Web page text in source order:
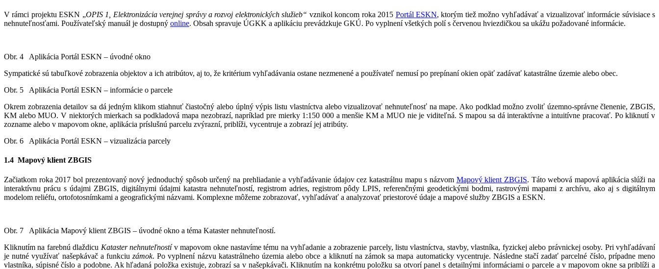
V rámci projektu ESKN „OPIS 1, Elektronizácia verejnej správy a rozvoj elektronických služieb“ vznikol koncom roka 2015 Portál ESKN, ktorým tiež možno vyhľadávať a vizualizovať informácie súvisiace s
nehnuteľnosťami. Používateľský manuál je dostupný online. Obsah spravuje ÚGKK a aplikáciu prevádzkuje GKÚ. Po vyplnení všetkých polí s červenou hviezdičkou sa ukážu požadované informácie.
Obr. 4 Aplikácia Portál ESKN – úvodné okno
Sympatické sú tabuľkové zobrazenia objektov a ich atribútov, aj to, že kritérium vyhľadávania ostane nezmenené a používateľ nemusí po prepínaní okien opäť zadávať katastrálne územie alebo obec.
Obr. 5 Aplikácia Portál ESKN – informácie o parcele
Okrem zobrazenia detailov sa dá jedným klikom stiahnuť čiastočný alebo úplný výpis listu vlastníctva alebo vizualizovať nehnuteľnosť na mape. Ako podklad možno zvoliť územno-správne členenie, ZBGIS,
KM alebo MUO. V niektorých mierkach sa podkladová mapa nezobrazí, napríklad pre mierky 1:150 000 a menšie KM a MUO nie je viditeľná. S mapou sa dá interaktívne a intuitívne pracovať. Po kliknutí v
zozname alebo v mapovom okne, aplikácia príslušnú parcelu zvýrazní, priblíži, vycentruje a zobrazí jej atribúty.
Obr. 6 Aplikácia Portál ESKN – vizualizácia parcely
1.4 Mapový klient ZBGIS
Začiatkom roka 2017 bol prezentovaný nový jednoduchý spôsob určený na prehliadanie a vyhľadávanie údajov cez katastrálnu mapu s názvom Mapový klient ZBGIS. Táto webová mapová aplikácia slúži na
interaktívnu prácu s údajmi ZBGIS, digitálnymi údajmi katastra nehnuteľností, registrom adries, registrom pôdy LPIS, referenčnými geodetickými bodmi, rastrovými mapami z archívu, ako aj s digitálnym
modelom reliéfu, ortofotosnímkami a geografickými názvami. Komplexne môžeme zobrazovať, vyhľadávať a analyzovať priestorové údaje a mapové služby ZBGIS a ESKN.
Obr. 7 Aplikácia Mapový klient ZBGIS – úvodné okno a téma Kataster nehnuteľností.
Kliknutím na farebnú dlaždicu Kataster nehnuteľnostív mapovom okne nastavíme tému na vyhľadanie a zobrazenie parcely, listu vlastníctva, stavby, vlastníka, fyzickej alebo právnickej osoby. Pri vyhľadávaní
je nutné využívať našepkávač a funkciuzámok. Po vyplnení názvu katastrálneho územia alebo obce a kliknutí na zámok sa mapa automaticky vycentruje. Následne stačí zadať parcelné číslo, prípadne meno
vlastníka, súpisné číslo a podobne. Ak hľadaná položka existuje, zobrazí sa v našepkávači. Kliknutím na konkrétnu položku sa otvorí panel s detailnými informáciami o parcele a v mapovom okne sa priblíži a